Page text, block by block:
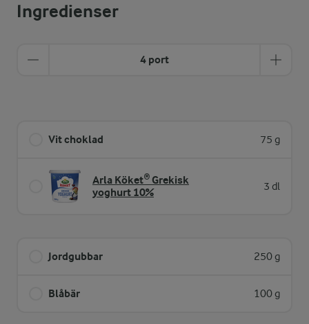
Ingredienser
4 port
Vit choklad 75 g
Arla Köket® Grekisk
yoghurt 10%
3 dl
Jordgubbar 250 g
Blåbär 100 g